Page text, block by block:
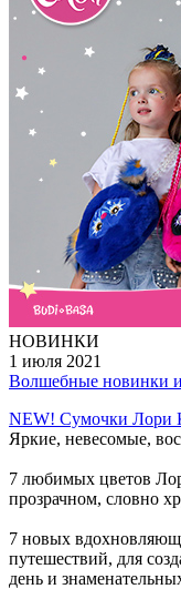
НОВИНКИ
1 июля 2021
Волшебные новинки
NEW! Сумочки Лори
Яркие, невесомые,
7 любимых цветов
прозрачном, словно
7 новых
путешествий, для
день и